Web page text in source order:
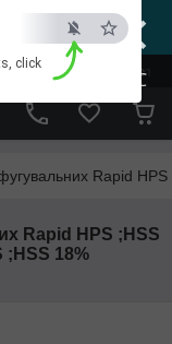
×
ESC
click
на viber
Rapid
Rapid HPS ;HSS
;HSS 18%